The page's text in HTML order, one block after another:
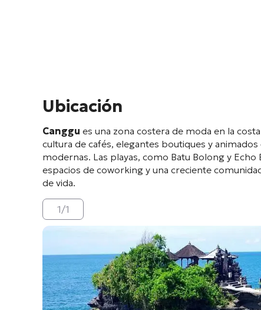
Ubicación
Canggu es una zona costera de moda en la
cultura de cafés, elegantes boutiques y
modernas. Las playas, como Batu Bolong y
espacios de coworking y una creciente
de vida.
1/1